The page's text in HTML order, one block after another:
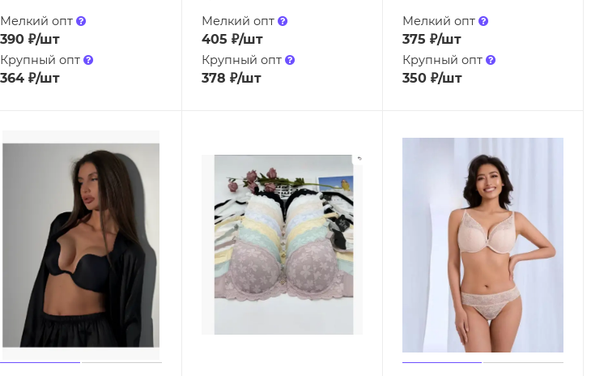
Мелкий опт
390 ₽/шт
Крупный опт
364 ₽/шт
Мелкий опт
405 ₽/шт
Крупный опт
378 ₽/шт
Мелкий опт
375 ₽/шт
Крупный опт
350₽/шт